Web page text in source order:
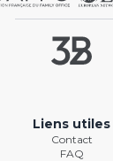
Liens utiles
Contact
FAQ